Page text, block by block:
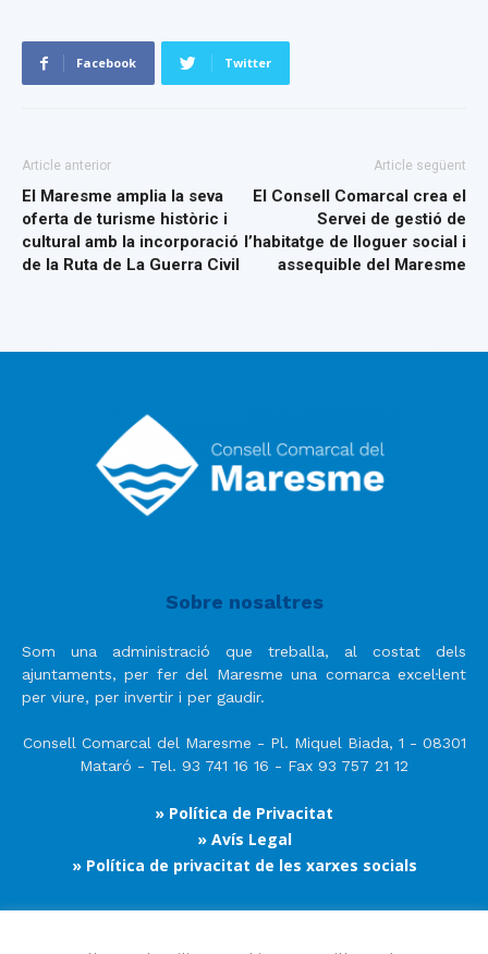
Facebook Twitter
Article anterior
El Maresme amplia la seva
oferta de turisme històric i
cultural amb la incorporació
de la Ruta de La Guerra Civil
Article següent
El Consell Comarcal crea el
Servei de gestió de
l’habitatge de lloguer social i
assequible del Maresme
Sobre nosaltres
Som una administració que treballa, al costat dels
ajuntaments, per fer del Maresme una comarca excel·lent
per viure, per invertir i per gaudir.
Consell Comarcal del Maresme - Pl. Miquel Biada, 1 - 08301
Mataró - Tel. 93 741 16 16 - Fax 93 757 21 12
» Política de Privacitat
» Avís Legal
» Política de privacitat de les xarxes socials